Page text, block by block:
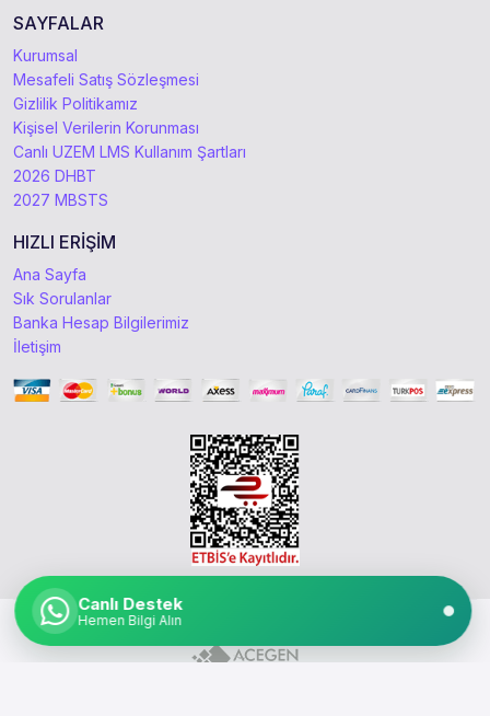
SAYFALAR
Kurumsal
Mesafeli Satış Sözleşmesi
Gizlilik Politikamız
Kişisel Verilerin Korunması
Canlı UZEM LMS Kullanım Şartları
2026 DHBT
2027 MBSTS
HIZLI ERİŞİM
Ana Sayfa
Sık Sorulanlar
Banka Hesap Bilgilerimiz
İletişim
Copyright © 2021 - 2026 canliuzem.com
Canlı Destek
Hemen Bilgi Alın